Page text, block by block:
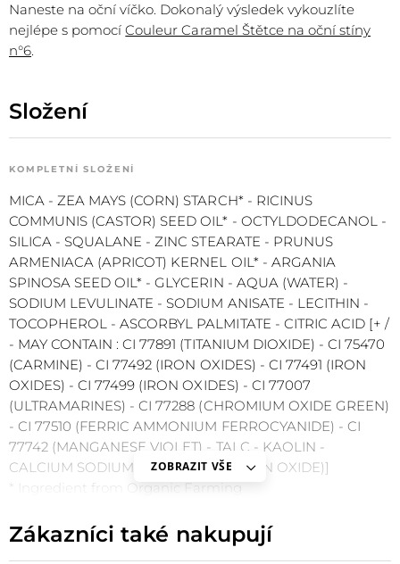
Naneste na oční víčko. Dokonalý výsledek vykouzlíte
nejlépe s pomocíCouleur Caramel Štětce na oční stíny
n°6.
Složení
KOMPLETNÍ SLOŽENÍ
MICA - ZEA MAYS (CORN) STARCH* - RICINUS
COMMUNIS (CASTOR) SEED OIL* - OCTYLDODECANOL -
SILICA - SQUALANE - ZINC STEARATE - PRUNUS
ARMENIACA (APRICOT) KERNEL OIL* - ARGANIA
SPINOSA SEED OIL* - GLYCERIN - AQUA (WATER) -
SODIUM LEVULINATE - SODIUM ANISATE - LECITHIN -
TOCOPHEROL - ASCORBYL PALMITATE - CITRIC ACID [+ /
- MAY CONTAIN : CI 77891 (TITANIUM DIOXIDE) - CI 75470
(CARMINE) - CI 77492 (IRON OXIDES) - CI 77491 (IRON
OXIDES) - CI 77499 (IRON OXIDES) - CI 77007
(ULTRAMARINES) - CI 77288 (CHROMIUM OXIDE GREEN)
- CI 77510 (FERRIC AMMONIUM FERROCYANIDE) - CI
77742 (MANGANESE VIOLET) - TALC - KAOLIN -
CALCIUM SODIUM BOROSILICATE - TIN OXIDE)]
* Ingredient from Organic Farming
ZOBRAZIT VŠE
Zákazníci také nakupují